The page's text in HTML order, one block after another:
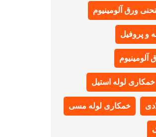
ورق آلومینیوم
و پروفیل
خمکاری لوله استیل
خمکاری لوله مسی